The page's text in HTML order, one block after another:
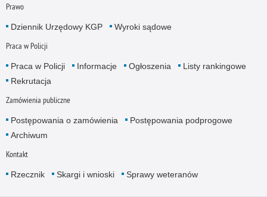
Prawo
Dziennik Urzędowy KGP Wyroki sądowe
Praca w Policji
Praca w Policji Informacje Ogłoszenia
Listy rankingowe
Rekrutacja
Zamówienia publiczne
Postępowania o zamówienia
Postępowania podprogowe
Archiwum
Kontakt
Rzecznik Skargi i wnioski Sprawy weteranów